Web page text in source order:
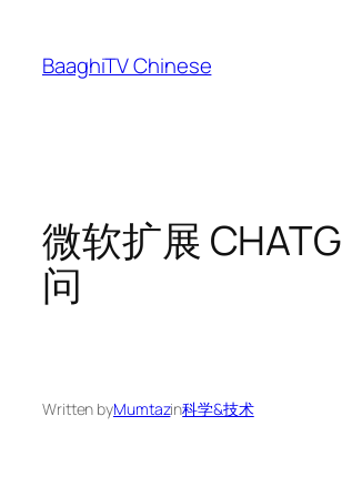
content
BaaghiTV Chinese
微软扩展
问
Written byMumtazin科学&技术